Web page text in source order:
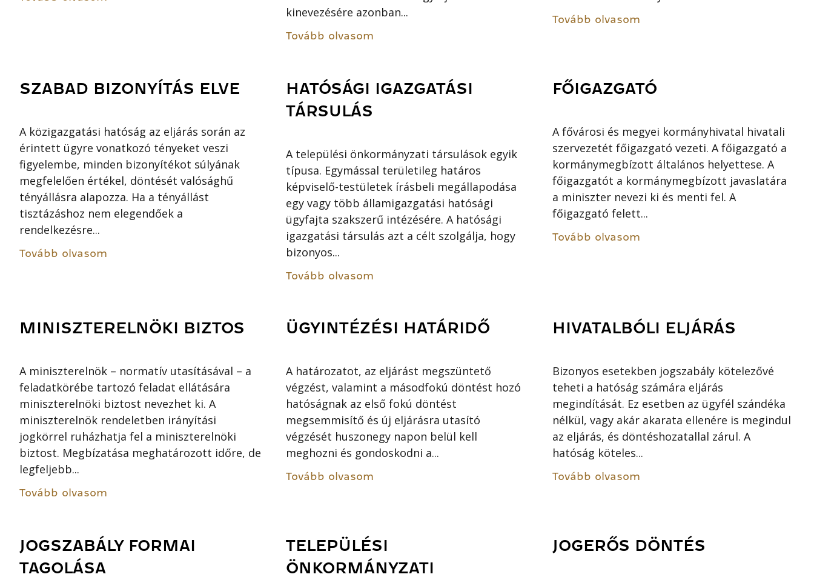
kinevezésére azonban...
Tovább olvasom
Tovább olvasom
SZABAD BIZONYÍTÁS ELVE
A közigazgatási hatóság az eljárás során az
érintett ügyre vonatkozó tényeket veszi
figyelembe, minden bizonyítékot súlyának
megfelelően értékel, döntését valósághű
tényállásra alapozza. Ha a tényállást
tisztázáshoz nem elegendőek a
rendelkezésre...
Tovább olvasom
HATÓSÁGI IGAZGATÁSI
TÁRSULÁS
A települési önkormányzati társulások egyik
típusa. Egymással területileg határos
képviselő-testületek írásbeli megállapodása
egy vagy több államigazgatási hatósági
ügyfajta szakszerű intézésére. A hatósági
igazgatási társulás azt a célt szolgálja, hogy
bizonyos...
Tovább olvasom
FŐIGAZGATÓ
A fővárosi és megyei kormányhivatal hivatali
szervezetét főigazgató vezeti. A főigazgató a
kormánymegbízott általános helyettese. A
főigazgatót a kormánymegbízott javaslatára
a miniszter nevezi ki és menti fel. A
főigazgató felett...
Tovább olvasom
MINISZTERELNÖKI BIZTOS
A miniszterelnök – normatív utasításával – a
feladatkörébe tartozó feladat ellátására
miniszterelnöki biztost nevezhet ki. A
miniszterelnök rendeletben irányítási
jogkörrel ruházhatja fel a miniszterelnöki
biztost. Megbízatása meghatározott időre, de
legfeljebb...
Tovább olvasom
ÜGYINTÉZÉSI HATÁRIDŐ
A határozatot, az eljárást megszüntető
végzést, valamint a másodfokú döntést hozó
hatóságnak az első fokú döntést
megsemmisítő és új eljárásra utasító
végzését huszonegy napon belül kell
meghozni és gondoskodni a...
Tovább olvasom
HIVATALBÓLI ELJÁRÁS
Bizonyos esetekben jogszabály kötelezővé
teheti a hatóság számára eljárás
megindítását. Ez esetben az ügyfél szándéka
nélkül, vagy akár akarata ellenére is megindul
az eljárás, és döntéshozatallal zárul. A
hatóság köteles...
Tovább olvasom
JOGSZABÁLY FORMAI
TAGOLÁSA
TELEPÜLÉSI
ÖNKORMÁNYZATI
JOGERŐS DÖNTÉS